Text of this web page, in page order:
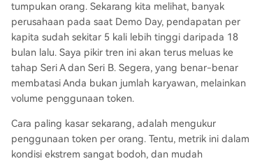
tumpukan orang. Sekarang kita melihat, banyak
perusahaan pada saat Demo Day, pendapatan per
kapita sudah sekitar 5 kali lebih tinggi daripada 18
bulan lalu. Saya pikir tren ini akan terus meluas ke
tahap Seri A dan Seri B. Segera, yang benar-benar
membatasi Anda bukan jumlah karyawan, melainkan
volume penggunaan token.
Cara paling kasar sekarang, adalah mengukur
penggunaan token per orang. Tentu, metrik ini dalam
kondisi ekstrem sangat bodoh, dan mudah